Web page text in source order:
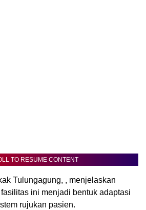
TO RESUME CONTENT
Tulungagung, , menjelaskan
ini menjadi bentuk adaptasi
rujukan pasien.